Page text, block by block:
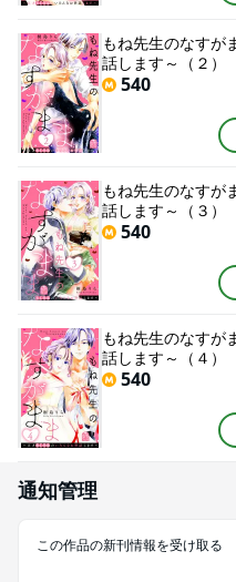
もね先生のなすが
話します～（２）
540
もね先生のなすが
話します～（３）
540
もね先生のなすが
話します～（４）
540
通知管理
この作品の新刊情報を受け取る